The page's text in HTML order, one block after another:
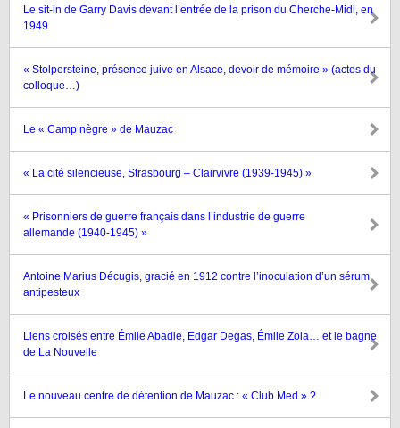
Le sit-in de Garry Davis devant l’entrée de la prison du Cherche-Midi, en
1949
« Stolpersteine, présence juive en Alsace, devoir de mémoire » (actes du
colloque…)
Le « Camp nègre » de Mauzac
« La cité silencieuse, Strasbourg – Clairvivre (1939-1945) »
« Prisonniers de guerre français dans l’industrie de guerre
allemande (1940-1945) »
Antoine Marius Décugis, gracié en 1912 contre l’inoculation d’un sérum
antipesteux
Liens croisés entre Émile Abadie, Edgar Degas, Émile Zola… et le bagne
de La Nouvelle
Le nouveau centre de détention de Mauzac : « Club Med » ?